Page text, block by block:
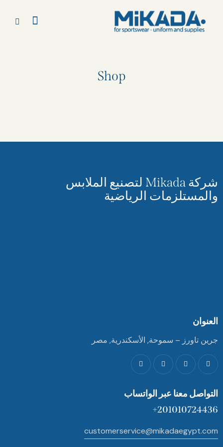
Shop
شركة Mikada لتصنيع الملابس
والمستلزمات الرياضية
العنوان
جرين تاورز – سموحة, الأسكندرية, مصر
التواصل معنا عبر الواتساب
201010724436+
customerservice@mikadaegypt.com